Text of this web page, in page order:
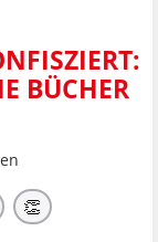
BÜCHER
👏